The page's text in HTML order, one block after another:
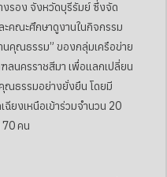
งรอง จังหวัดบุรีรัมย์ ซึ่งจัด
คณะศึกษาดูงานในกิจกรรม
คุณธรรม” ของกลุ่มเครือข่าย
นครราชสีมา เพื่อแลกเปลี่ยน
ณธรรมอย่างยั่งยืน โดยมี
ฉียงเหนือเข้าร่วมจำนวน 20
70 คน